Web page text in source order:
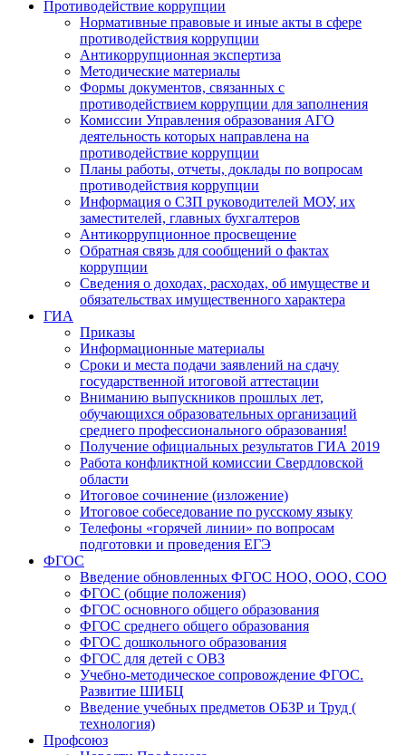
Противодействие коррупции
Нормативные правовые и иные акты в сфере
противодействия коррупции
Антикоррупционная экспертиза
Методические материалы
Формы документов, связанных с
противодействием коррупции для заполнения
Комиссии Управления образования АГО
деятельность которых направлена на
противодействие коррупции
Планы работы, отчеты, доклады по вопросам
противодействия коррупции
Информация о СЗП руководителей МОУ, их
заместителей, главных бухгалтеров
Антикоррупционное просвещение
Обратная связь для сообщений о фактах
коррупции
Сведения о доходах, расходах, об имуществе и
обязательствах имущественного характера
ГИА
Приказы
Информационные материалы
Сроки и места подачи заявлений на сдачу
государственной итоговой аттестации
Вниманию выпускников прошлых лет,
обучающихся образовательных организаций
среднего профессионального образования!
Получение официальных результатов ГИА 2019
Работа конфликтной комиссии Свердловской
области
Итоговое сочинение (изложение)
Итоговое собеседование по русскому языку
Телефоны «горячей линии» по вопросам
подготовки и проведения ЕГЭ
ФГОС
Введение обновленных ФГОС НОО, ООО, СОО
ФГОС (общие положения)
ФГОС основного общего образования
ФГОС среднего общего образования
ФГОС дошкольного образования
ФГОС для детей с ОВЗ
Учебно-методическое сопровождение ФГОС.
Развитие ШИБЦ
Введение учебных предметов ОБЗР и Труд (
технология)
Профсоюз